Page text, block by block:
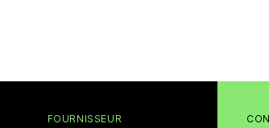
FOURNISSEUR